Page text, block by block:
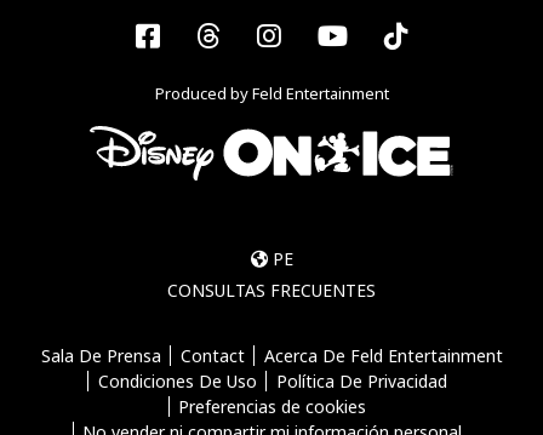
Facebook
ThreadsInstagram
YouTubeTiktok
Produced by Feld Entertainment
PE
CONSULTAS FRECUENTES
Sala De Prensa Contact
Acerca De Feld Entertainment
Condiciones De Uso
Política De Privacidad
Preferencias de cookies